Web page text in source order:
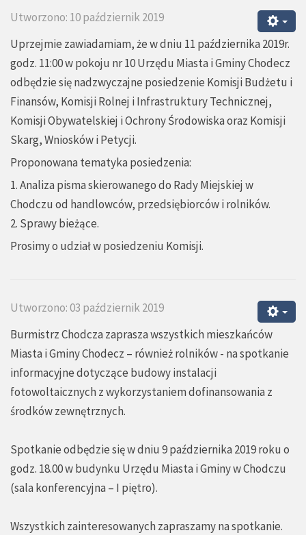
Utworzono: 10 październik 2019
Uprzejmie zawiadamiam, że w dniu 11 października 2019r.
godz. 11:00 w pokoju nr 10 Urzędu Miasta i Gminy Chodecz
odbędzie się nadzwyczajne posiedzenie Komisji Budżetu i
Finansów, Komisji Rolnej i Infrastruktury Technicznej,
Komisji Obywatelskiej i Ochrony Środowiska oraz Komisji
Skarg, Wniosków i Petycji.
Proponowana tematyka posiedzenia:
1. Analiza pisma skierowanego do Rady Miejskiej w
Chodczu od handlowców, przedsiębiorców i rolników.
2. Sprawy bieżące.
Prosimy o udział w posiedzeniu Komisji.
Utworzono: 03 październik 2019
Burmistrz Chodcza zaprasza wszystkich mieszkańców
Miasta i Gminy Chodecz – również rolników - na spotkanie
informacyjne dotyczące budowy instalacji
fotowoltaicznych z wykorzystaniem dofinansowania z
środków zewnętrznych.
Spotkanie odbędzie się w dniu 9 października 2019 roku o
godz. 18.00 w budynku Urzędu Miasta i Gminy w Chodczu
(sala konferencyjna – I piętro).
Wszystkich zainteresowanych zapraszamy na spotkanie.